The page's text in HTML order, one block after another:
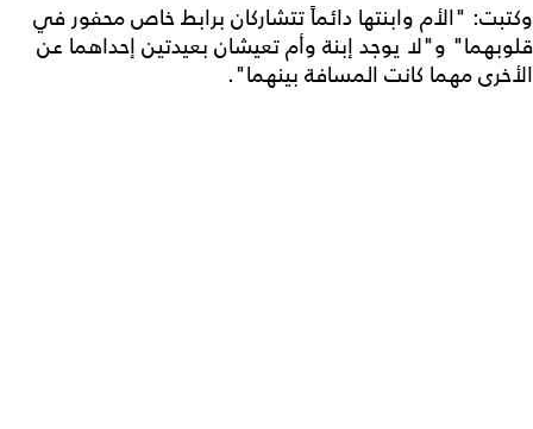
وكتبت: "الأم وابنتها دائماً تتشاركان برابط خاص محفور في
قلوبهما" و"لا يوجد إبنة وأم تعيشان بعيدتين إحداهما عن
الأخرى مهما كانت المسافة بينهما".